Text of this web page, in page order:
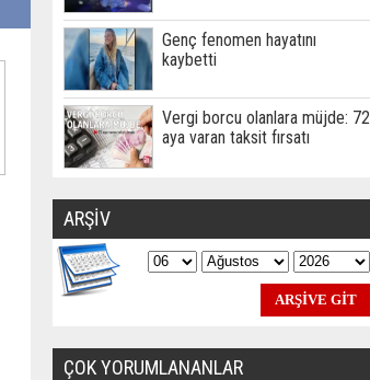
Genç fenomen hayatını
kaybetti
Vergi borcu olanlara müjde: 72
aya varan taksit fırsatı
ARŞİV
ÇOK YORUMLANANLAR